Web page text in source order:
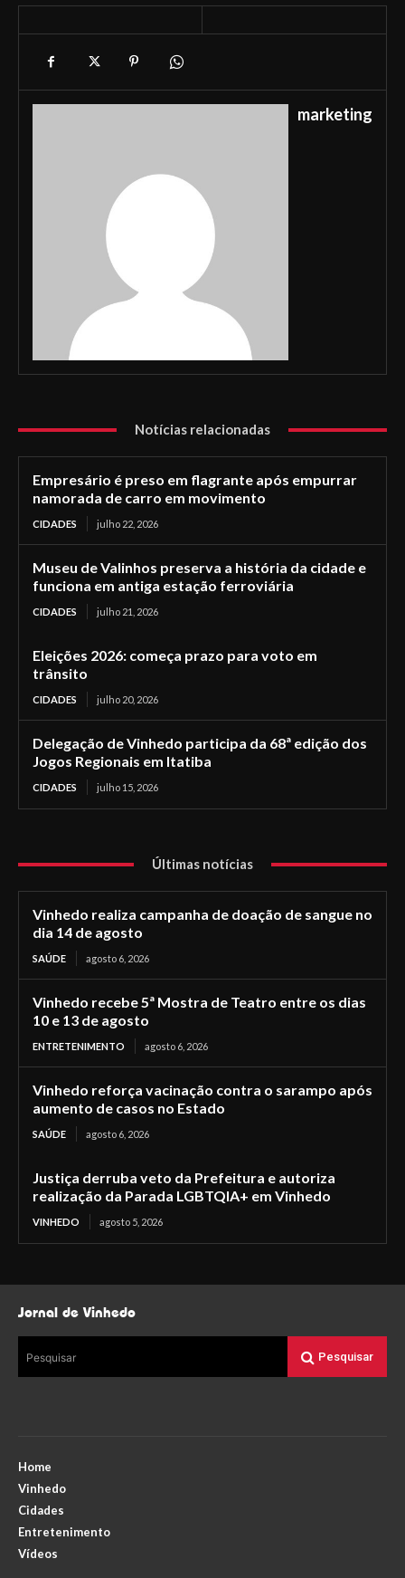
marketing
Notícias relacionadas
Empresário é preso em flagrante após empurrar
namorada de carro em movimento
CIDADES julho 22, 2026
Museu de Valinhos preserva a história da cidade e
funciona em antiga estação ferroviária
CIDADES julho 21, 2026
Eleições 2026: começa prazo para voto em
trânsito
CIDADES julho 20, 2026
Delegação de Vinhedo participa da 68ª edição dos
Jogos Regionais em Itatiba
CIDADES julho 15, 2026
Últimas notícias
Vinhedo realiza campanha de doação de sangue no
dia 14 de agosto
SAÚDE agosto 6, 2026
Vinhedo recebe 5ª Mostra de Teatro entre os dias
10 e 13 de agosto
ENTRETENIMENTO agosto 6, 2026
Vinhedo reforça vacinação contra o sarampo após
aumento de casos no Estado
SAÚDE agosto 6, 2026
Justiça derruba veto da Prefeitura e autoriza
realização da Parada LGBTQIA+ em Vinhedo
VINHEDO agosto 5, 2026
Jornal de Vinhedo
Pesquisar Pesquisar
Home
Vinhedo
Cidades
Entretenimento
Vídeos